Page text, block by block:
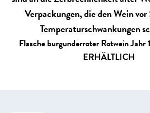
Verpackungen, die den Wein
Temperaturschwankungen
Flasche burgunderroter Rotwein
ERHÄLTLICH